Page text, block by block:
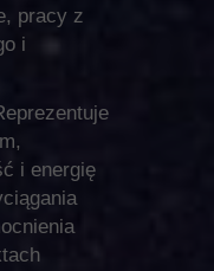
pracy z
i
i energię